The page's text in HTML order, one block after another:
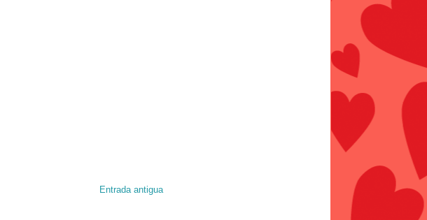
Entrada antigua